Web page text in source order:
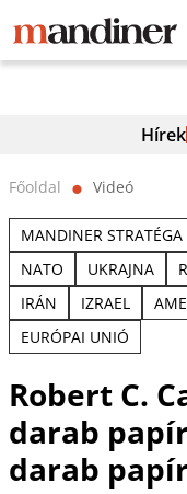
Hírek
Főoldal ⬤ Videó
MANDINER STRATÉGA
NATO
UKRAJNA
IRÁN
IZRAEL
EURÓPAI UNIÓ
Robert C.
darab
darab papír